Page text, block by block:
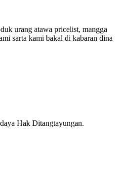
urang atawa pricelist, mangga
sarta kami bakal di kabaran dina
Hak Ditangtayungan.